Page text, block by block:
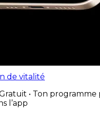
de vitalité
• Ton programme
l’app